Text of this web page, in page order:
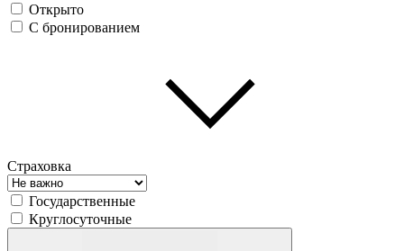
Открыто
С бронированием
Страховка
Государственные
Круглосуточные